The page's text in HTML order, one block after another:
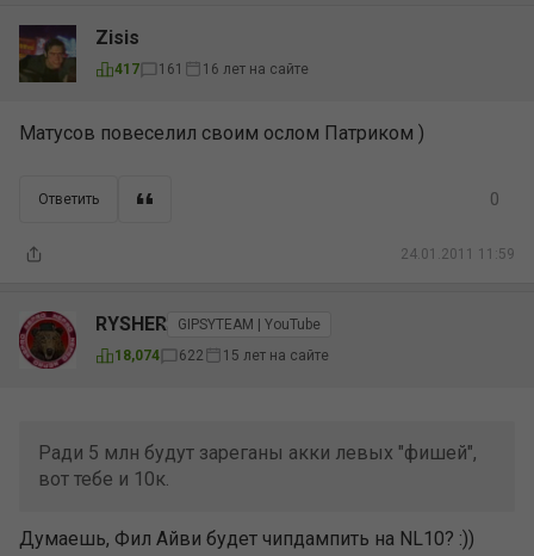
Zisis
417 161 16 лет на сайте
Матусов повеселил своим ослом Патриком )
Ответить
24.01.2011 11:59
0
RYSHER
GIPSYTEAM | YouTube
18,074
622 15 лет на сайте
Ради 5 млн будут зареганы акки левых "фишей",
вот тебе и 10к.
Думаешь, Фил Айви будет чипдампить на NL10? :))